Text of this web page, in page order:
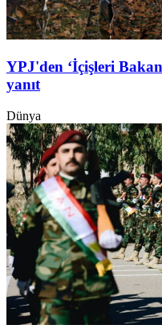
YPJ'den ‘İçişleri
yanıt
Dünya